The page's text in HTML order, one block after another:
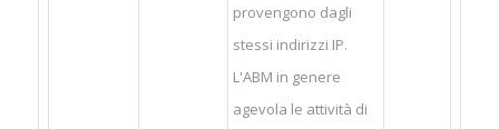
provengono dagli
stessi indirizzi IP.
L'ABM in genere
agevola le attività di